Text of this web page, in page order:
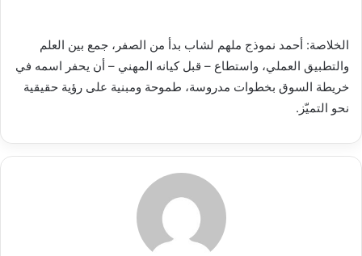
الخلاصة: أحمد نموذج ملهم لشاب بدأ من الصفر، جمع بين العلم
والتطبيق العملي، واستطاع – قبل كيانه المهني – أن يحفر اسمه في
خريطة السوق بخطوات مدروسة، طموحة ومبنية على رؤية حقيقية
نحو التميّز.